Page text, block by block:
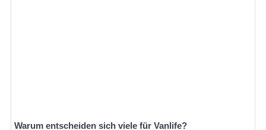
Warum entscheiden sich viele für Vanlife?